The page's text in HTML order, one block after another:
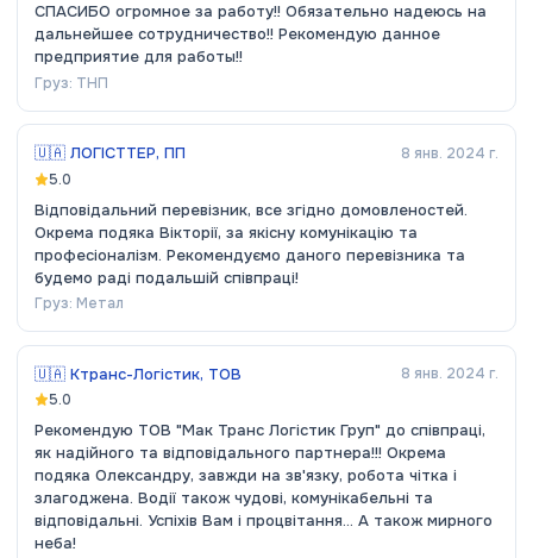
СПАСИБО огромное за работу!! Обязательно надеюсь на
дальнейшее сотрудничество!! Рекомендую данное
предприятие для работы!!
Груз: ТНП
🇺🇦 ЛОГІСТТЕР, ПП
8 янв. 2024 г.
5.0
Відповідальний перевізник, все згідно домовленостей.
Окрема подяка Вікторії, за якісну комунікацію та
професіоналізм. Рекомендуємо даного перевізника та
будемо раді подальшій співпраці!
Груз: Метал
🇺🇦 Ктранс-Логістик, ТОВ
8 янв. 2024 г.
5.0
Рекомендую ТОВ "Мак Транс Логістик Груп" до співпраці,
як надійного та відповідального партнера!!! Окрема
подяка Олександру, завжди на зв'язку, робота чітка і
злагоджена. Водії також чудові, комунікабельні та
відповідальні. Успіхів Вам і процвітання... А також мирного
неба!